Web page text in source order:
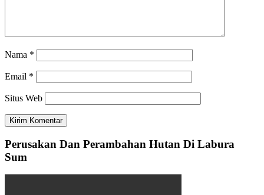
Nama *
Email *
Situs Web
Perusakan Dan Perambahan Hutan Di Labura
Sum